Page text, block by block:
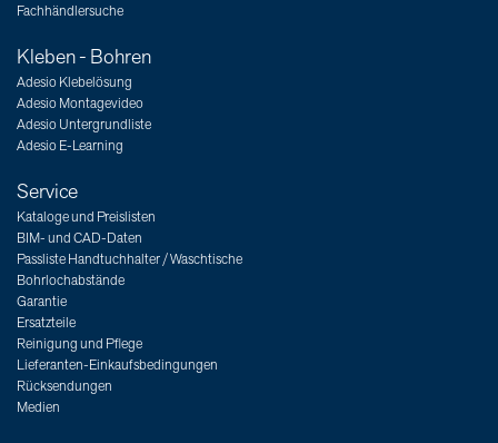
Fachhändlersuche
Kleben - Bohren
Adesio Klebelösung
Adesio Montagevideo
Adesio Untergrundliste
Adesio E-Learning
Service
Kataloge und Preislisten
BIM- und CAD-Daten
Passliste Handtuchhalter / Waschtische
Bohrlochabstände
Garantie
Ersatzteile
Reinigung und Pflege
Lieferanten-Einkaufsbedingungen
Rücksendungen
Medien